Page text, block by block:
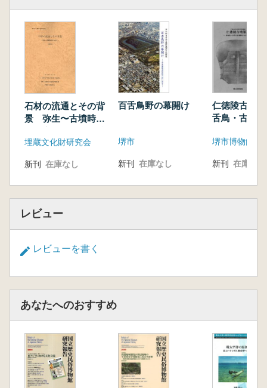
石材の流通とその背
景 弥生〜古墳時代
集
埋蔵文化財研究会
新刊 在庫なし
百舌鳥野の幕開け
堺市
新刊 在庫なし
仁徳陵古墳
舌鳥・古市
堺市博物館
新刊 在庫なし
レビュー
レビューを書く
あなたへのおすすめ